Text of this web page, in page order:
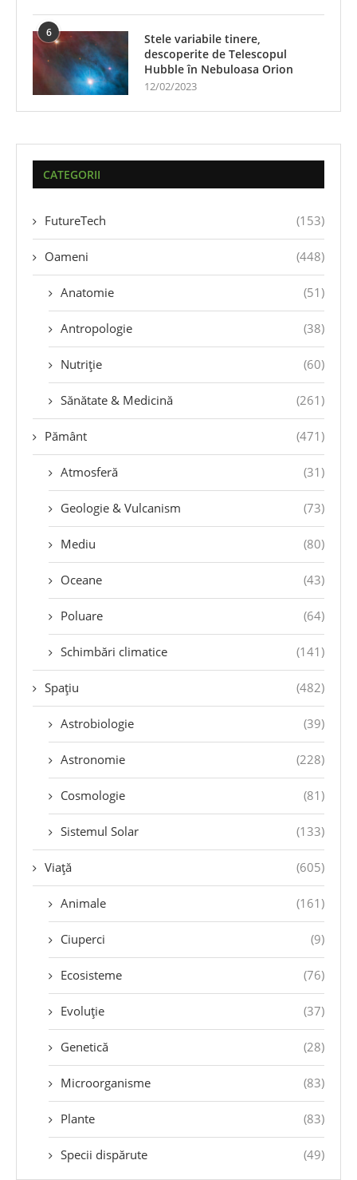
6
Stele variabile tinere,
descoperite de Telescopul
Hubble în Nebuloasa Orion
12/02/2023
CATEGORII
FutureTech (153)
Oameni (448)
Anatomie (51)
Antropologie (38)
Nutriție (60)
Sănătate & Medicină (261)
Pământ (471)
Atmosferă (31)
Geologie & Vulcanism (73)
Mediu (80)
Oceane (43)
Poluare (64)
Schimbări climatice (141)
Spațiu (482)
Astrobiologie (39)
Astronomie (228)
Cosmologie (81)
Sistemul Solar (133)
Viață (605)
Animale (161)
Ciuperci (9)
Ecosisteme (76)
Evoluție (37)
Genetică (28)
Microorganisme (83)
Plante (83)
Specii dispărute (49)